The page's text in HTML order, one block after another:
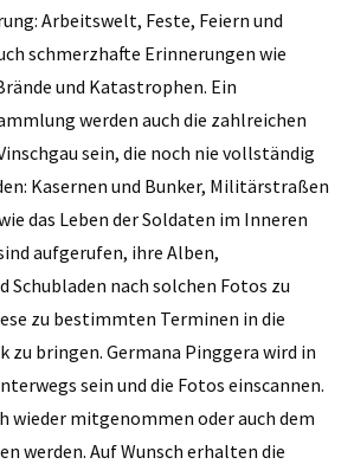
Arbeitswelt, Feste, Feiern und
schmerzhafte Erinnerungen wie
und Katastrophen. Ein
werden auch die zahlreichen
sein, die noch nie vollständig
Kasernen und Bunker, Militärstraßen
das Leben der Soldaten im Inneren
aufgerufen, ihre Alben,
Schubladen nach solchen Fotos zu
zu bestimmten Terminen in die
zu bringen. Germana Pinggera wird in
sein und die Fotos einscannen.
wieder mitgenommen oder auch dem
werden. Auf Wunsch erhalten die